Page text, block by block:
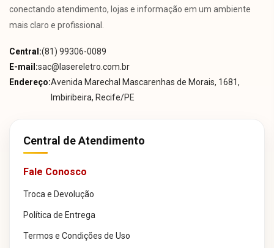
conectando atendimento, lojas e informação em um ambiente
mais claro e profissional.
Central:(81) 99306-0089
E-mail:sac@lasereletro.com.br
Endereço:Avenida Marechal Mascarenhas de Morais, 1681,
Imbiribeira, Recife/PE
Central de Atendimento
Fale Conosco
Troca e Devolução
Política de Entrega
Termos e Condições de Uso